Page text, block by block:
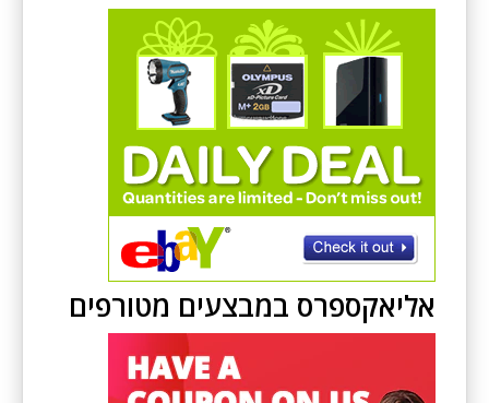
אליאקספרס במבצעים מטורפים